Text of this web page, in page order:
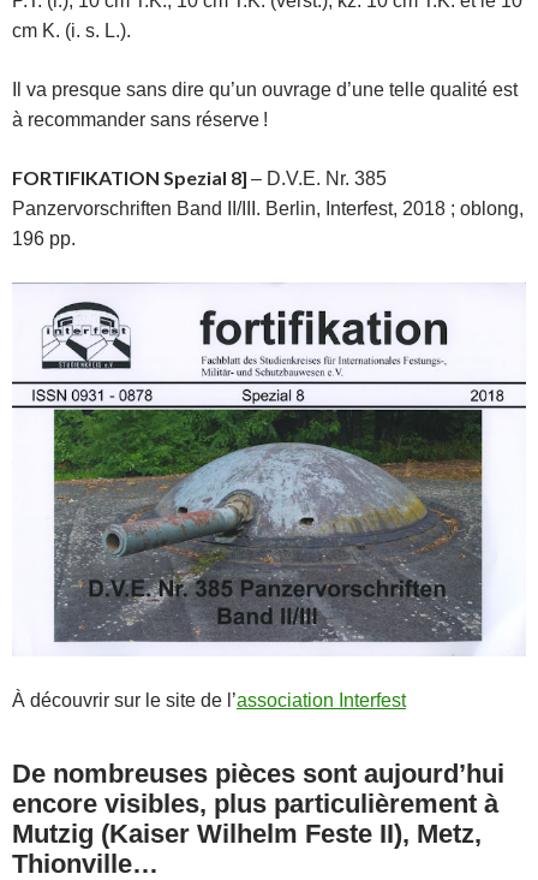
cm K. (i. s. L.).
Il va presque sans dire qu’un ouvrage d’une telle qualité est
à recommander sans réserve !
FORTIFIKATION Spezial 8] – D.V.E. Nr. 385
Panzervorschriften Band II/III. Berlin, Interfest, 2018 ; oblong,
196 pp.
À découvrir sur le site de l’association Interfest
De nombreuses pièces sont aujourd’hui
encore visibles, plus particulièrement à
Mutzig (Kaiser Wilhelm Feste II), Metz,
Thionville…